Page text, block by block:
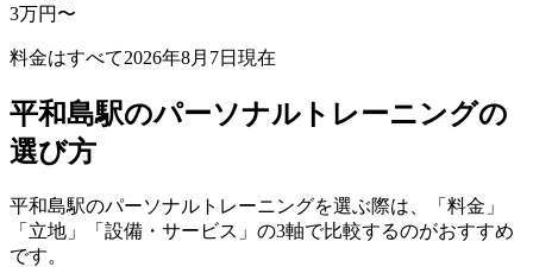
3万円〜
料金はすべて2026年8月7日 現在
平和島駅のパーソナルトレーニングの
選び方
平和島駅のパーソナルトレーニングを選ぶ際は、「料金」
「立地」「設備・サービス」の3軸で比較するのがおすすめ
です。